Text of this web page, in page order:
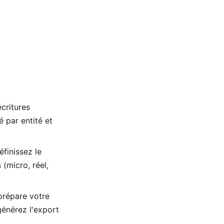
par entité et
le
réel,
votre
l'export